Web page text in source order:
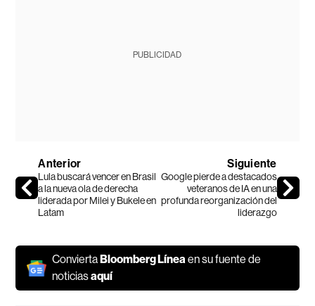
PUBLICIDAD
Anterior
Lula buscará vencer en Brasil
a la nueva ola de derecha
liderada por Milei y Bukele en
Latam
Siguiente
Google pierde a destacados
veteranos de IA en una
profunda reorganización del
liderazgo
Convierta Bloomberg Líneaen su fuente de
noticiasaquí